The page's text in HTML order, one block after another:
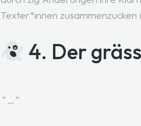
Texter*innen
4. Der
” …”